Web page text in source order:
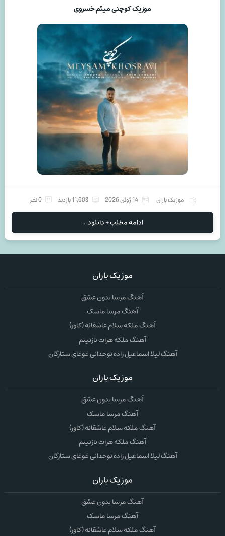
موزیک کوچنی میثم خسروی
موزیک باران 14 ژوئن 2026 11,608 بازدید 0 نظر
ادامه مطلب + دانلود ...
موزیک باران
آهنگ مرسا بدون عشق
آهنگ مرسا ماسک
آهنگ ملکه سلام عاشقانه (کاور)
آهنگ ملکه هرات نازنینم
آهنگ لیلا اسماعیل زاده نوحدانی غوغای ستارگان
موزیک باران
آهنگ مرسا بدون عشق
آهنگ مرسا ماسک
آهنگ ملکه سلام عاشقانه (کاور)
آهنگ ملکه هرات نازنینم
آهنگ لیلا اسماعیل زاده نوحدانی غوغای ستارگان
موزیک باران
آهنگ مرسا بدون عشق
آهنگ مرسا ماسک
آهنگ ملکه سلام عاشقانه (کاور)